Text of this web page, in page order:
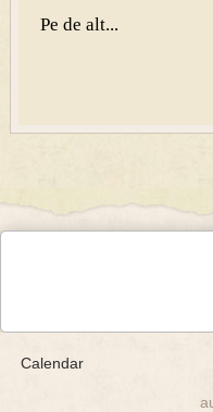
Pe de alt...
Calendar